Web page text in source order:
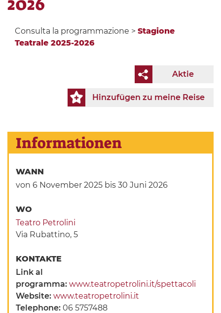
Consulta la programmazione > Stagione
Teatrale 2025-2026
Aktie
Hinzufügen zu meine Reise
Informationen
WANN
von 6 November 2025 bis 30 Juni 2026
WO
Teatro Petrolini
Via Rubattino, 5
KONTAKTE
Link al
programma:www.teatropetrolini.it/spettacoli
Website:www.teatropetrolini.it
Telephone:06 5757488